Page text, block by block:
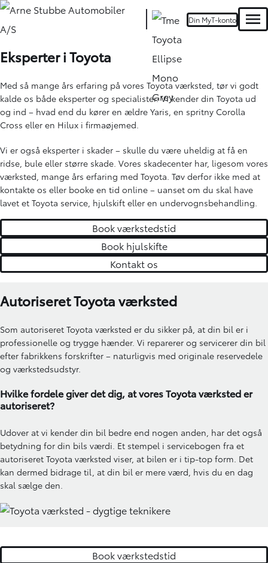
Din MyT-konto
Oops... Failed to load content...
Eksperter i Toyota
Med så mange års erfaring på vores Toyota værksted, tør vi godt
kalde os både eksperter og specialister. Vi kender din Toyota ud
og ind – hvad end du kører en ældre Yaris, en spritny Corolla
Cross eller en Hilux i firmaøjemed.
Vi er også eksperter i skader – skulle du være uheldig at få en
ridse, bule eller større skade. Vores skadecenter har, ligesom vores
værksted, mange års erfaring med Toyota. Tøv derfor ikke med at
kontakte os eller booke en tid online – uanset om du skal have
lavet et Toyota service, hjulskift eller en undervognsbehandling.
Book værkstedstid
Book hjulskifte
Kontakt os
Autoriseret Toyota værksted
Som autoriseret Toyota værksted er du sikker på, at din bil er i
professionelle og trygge hænder. Vi reparerer og servicerer din bil
efter fabrikkens forskrifter – naturligvis med originale reservedele
og værkstedsudstyr.
Hvilke fordele giver det dig, at vores Toyota værksted er
autoriseret?
Udover at vi kender din bil bedre end nogen anden, har det også
betydning for din bils værdi. Et stempel i servicebogen fra et
autoriseret Toyota værksted viser, at bilen er i tip-top form. Det
kan dermed bidrage til, at din bil er mere værd, hvis du en dag
skal sælge den.
Book værkstedstid